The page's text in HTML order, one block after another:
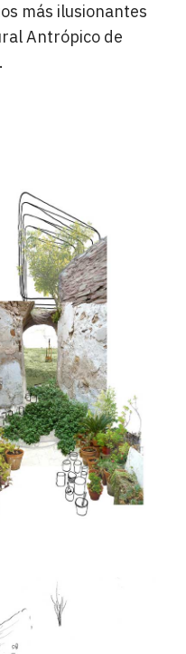
más ilusionantes
Antrópico de